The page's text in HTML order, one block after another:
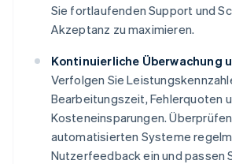
Sie fortlaufenden Support und
Akzeptanz zu maximieren.
Kontinuierliche Überwachung
Verfolgen Sie
Bearbeitungszeit, Fehlerquoten
Kosteneinsparungen.
automatisierten Systeme
Nutzerfeedback ein und passen